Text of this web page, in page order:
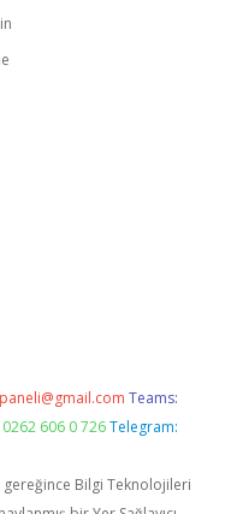
Teams:
606 0 726 Telegram:
gereğince Bilgi Teknolojileri